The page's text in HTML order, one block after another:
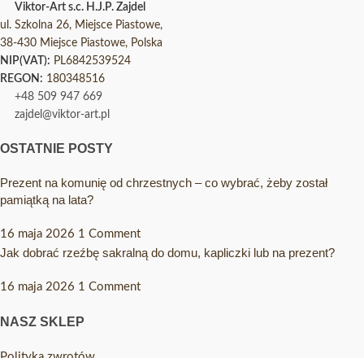
Viktor-Art s.c. H.J.P. Zajdel
ul. Szkolna 26, Miejsce Piastowe,
38-430 Miejsce Piastowe, Polska
NIP(VAT): PL6842539524
REGON: 180348516
+48 509 947 669
zajdel@viktor-art.pl
OSTATNIE POSTY
Prezent na komunię od chrzestnych – co wybrać, żeby został
pamiątką na lata?
16 maja 2026 1 Comment
Jak dobrać rzeźbę sakralną do domu, kapliczki lub na prezent?
16 maja 2026 1 Comment
NASZ SKLEP